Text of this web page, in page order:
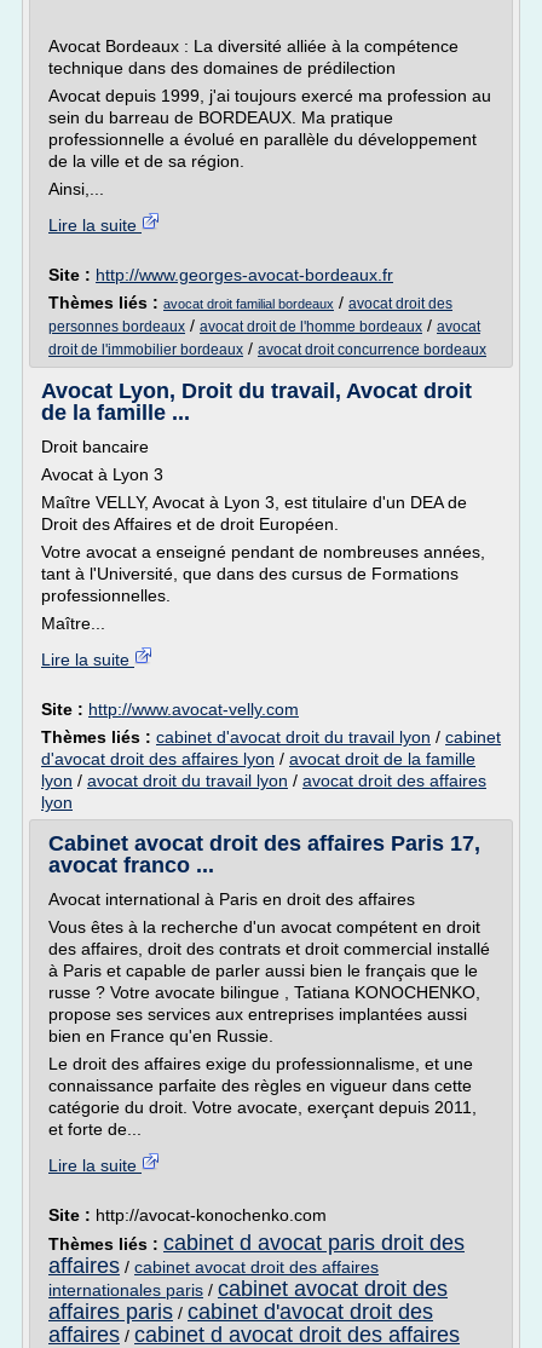
Avocat Bordeaux : La diversité alliée à la compétence
technique dans des domaines de prédilection
Avocat depuis 1999, j'ai toujours exercé ma profession au
sein du barreau de BORDEAUX. Ma pratique
professionnelle a évolué en parallèle du développement
de la ville et de sa région.
Ainsi,...
Lire la suite
Site : http://www.georges-avocat-bordeaux.fr
Thèmes liés : avocat droit familial bordeaux / avocat droit des
personnes bordeaux / avocat droit de l'homme bordeaux / avocat
droit de l'immobilier bordeaux / avocat droit concurrence bordeaux
Avocat Lyon, Droit du travail, Avocat droit
de la famille ...
Droit bancaire
Avocat à Lyon 3
Maître VELLY, Avocat à Lyon 3, est titulaire d'un DEA de
Droit des Affaires et de droit Européen.
Votre avocat a enseigné pendant de nombreuses années,
tant à l'Université, que dans des cursus de Formations
professionnelles.
Maître...
Lire la suite
Site : http://www.avocat-velly.com
Thèmes liés : cabinet d'avocat droit du travail lyon / cabinet
d'avocat droit des affaires lyon / avocat droit de la famille
lyon / avocat droit du travail lyon / avocat droit des affaires
lyon
Cabinet avocat droit des affaires Paris 17,
avocat franco ...
Avocat international à Paris en droit des affaires
Vous êtes à la recherche d'un avocat compétent en droit
des affaires, droit des contrats et droit commercial installé
à Paris et capable de parler aussi bien le français que le
russe ? Votre avocate bilingue , Tatiana KONOCHENKO,
propose ses services aux entreprises implantées aussi
bien en France qu'en Russie.
Le droit des affaires exige du professionnalisme, et une
connaissance parfaite des règles en vigueur dans cette
catégorie du droit. Votre avocate, exerçant depuis 2011,
et forte de...
Lire la suite
Site : http://avocat-konochenko.com
Thèmes liés : cabinet d avocat paris droit des
affaires / cabinet avocat droit des affaires
internationales paris / cabinet avocat droit des
affaires paris / cabinet d'avocat droit des
affaires / cabinet d avocat droit des affaires